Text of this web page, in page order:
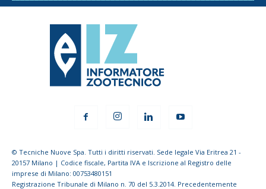
© Tecniche Nuove Spa. Tutti i diritti riservati. Sede legale Via Eritrea 21 -
20157 Milano | Codice fiscale, Partita IVA e Iscrizione al Registro delle
imprese di Milano: 00753480151
Registrazione Tribunale di Milano n. 70 del 5.3.2014. Precedentemente